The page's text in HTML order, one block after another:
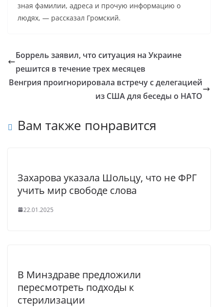
зная фамилии, адреса и прочую информацию о
людях, — рассказал Громский.
Боррель заявил, что ситуация на Украине
решится в течение трех месяцев
Венгрия проигнорировала встречу с делегацией
из США для беседы о НАТО
Вам также понравится
Захарова указала Шольцу, что не ФРГ
учить мир свободе слова
22.01.2025
В Минздраве предложили
пересмотреть подходы к
стерилизации